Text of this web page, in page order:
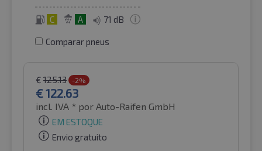
C A 71 dB
Comparar pneus
€ 125.13 -2%
€122.63
incl. IVA * por Auto-Raifen GmbH
EM ESTOQUE
Envio gratuito